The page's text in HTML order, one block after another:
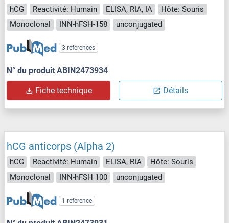
hCG Reactivité: Humain ELISA, RIA, IA
Hôte: Souris
Monoclonal
INN-hFSH-158 unconjugated
3 références
N° du produit ABIN2473934
Fiche technique Détails
hCG anticorps (Alpha 2)
hCG Reactivité: Humain ELISA, RIA
Hôte: Souris
Monoclonal
INN-hFSH 100 unconjugated
1 reference